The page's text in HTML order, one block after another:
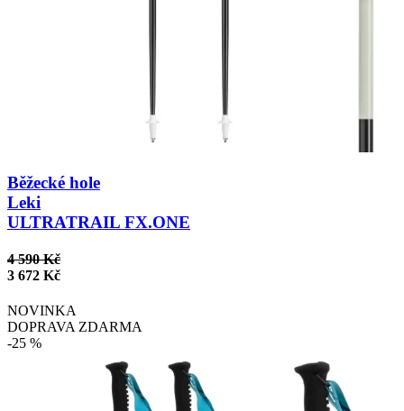
Běžecké hole
Leki
ULTRATRAIL FX.ONE
4 590 Kč
3 672 Kč
NOVINKA
DOPRAVA ZDARMA
-25 %